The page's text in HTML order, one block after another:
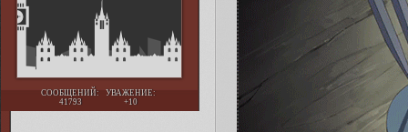
СООБЩЕНИЙ:
41793
УВАЖЕНИЕ:
+10